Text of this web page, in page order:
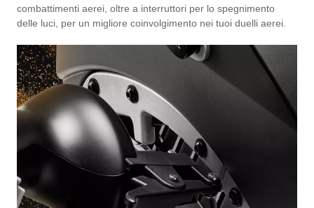
combattimenti aerei, oltre a interruttori per lo spegnimento
delle luci, per un migliore coinvolgimento nei tuoi duelli aerei.